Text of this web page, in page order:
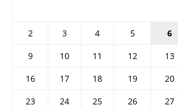
2
3 4 5 6
9
10 11 12 13
16
17 18 19 20
23
24 25 26 27